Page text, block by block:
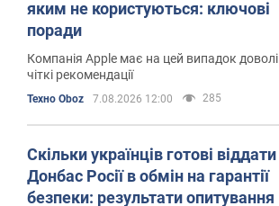
яким не користуються: ключові
поради
Компанія Apple має на цей випадок доволі
чіткі рекомендації
Техно Oboz 7.08.2026 12:00 285
Скільки українців готові віддати
Донбас Росії в обмін на гарантії
безпеки: результати опитування